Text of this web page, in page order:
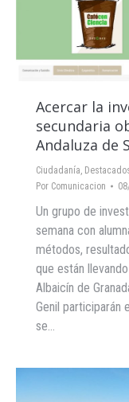
Acercar la
secundaria
Andaluza de
Ciudadanía,
Por Comunicacion
Un grupo de
semana con
métodos,
que están
Albaicín de
Genil participarán
se…